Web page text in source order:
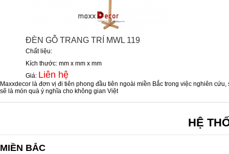
ĐÈN GỖ TRANG TRÍ MWL 119
Chất liệu:
Kích thước: mm x mm x mm
Giá: Liên hệ
Maxxdecor là đơn vị đi tiên phong đầu tiên ngoài miền Bắc trong việc nghiên
sẽ là món quà ý nghĩa cho không gian Việt
HỆ
MIỀN BẮC